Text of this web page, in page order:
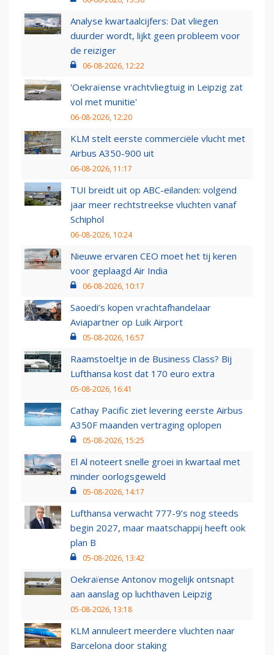
Analyse kwartaalcijfers: Dat vliegen
duurder wordt, lijkt geen probleem voor
de reiziger
06-08-2026, 12:22
'Oekraïense vrachtvliegtuig in Leipzig zat
vol met munitie'
06-08-2026, 12:20
KLM stelt eerste commerciële vlucht met
Airbus A350-900 uit
06-08-2026, 11:17
TUI breidt uit op ABC-eilanden: volgend
jaar meer rechtstreekse vluchten vanaf
Schiphol
06-08-2026, 10:24
Nieuwe ervaren CEO moet het tij keren
voor geplaagd Air India
06-08-2026, 10:17
Saoedi’s kopen vrachtafhandelaar
Aviapartner op Luik Airport
05-08-2026, 16:57
Raamstoeltje in de Business Class? Bij
Lufthansa kost dat 170 euro extra
05-08-2026, 16:41
Cathay Pacific ziet levering eerste Airbus
A350F maanden vertraging oplopen
05-08-2026, 15:25
El Al noteert snelle groei in kwartaal met
minder oorlogsgeweld
05-08-2026, 14:17
Lufthansa verwacht 777-9’s nog steeds
begin 2027, maar maatschappij heeft ook
plan B
05-08-2026, 13:42
Oekraïense Antonov mogelijk ontsnapt
aan aanslag op luchthaven Leipzig
05-08-2026, 13:18
KLM annuleert meerdere vluchten naar
Barcelona door staking